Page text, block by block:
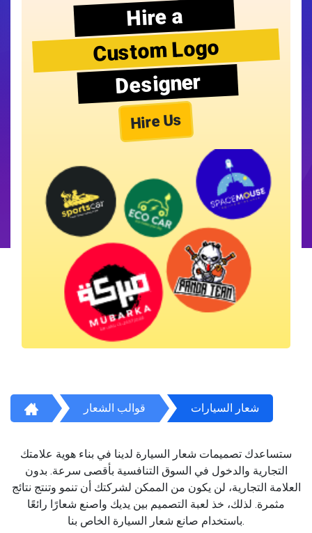
Hire a
Custom Logo
Designer
Hire Us
قوالب الشعار شعار السيارات
ستساعدك تصميمات شعار السيارة لدينا في بناء هوية علامتك
التجارية والدخول في السوق التنافسية بأقصى سرعة. بدون
العلامة التجارية، لن يكون من الممكن لشركتك أن تنمو وتنتج نتائج
مثمرة. لذلك، خذ لعبة التصميم بين يديك واصنع شعارًا رائعًا
باستخدام صانع شعار السيارة الخاص بنا.